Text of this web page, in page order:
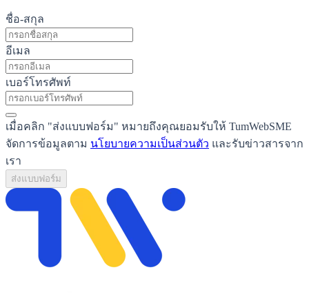
ชื่อ-สกุล
อีเมล
เบอร์โทรศัพท์
เมื่อคลิก "ส่งแบบฟอร์ม" หมายถึงคุณยอมรับให้ TumWebSME
จัดการข้อมูลตาม นโยบายความเป็นส่วนตัว และรับข่าวสารจาก
เรา
ส่งแบบฟอร์ม